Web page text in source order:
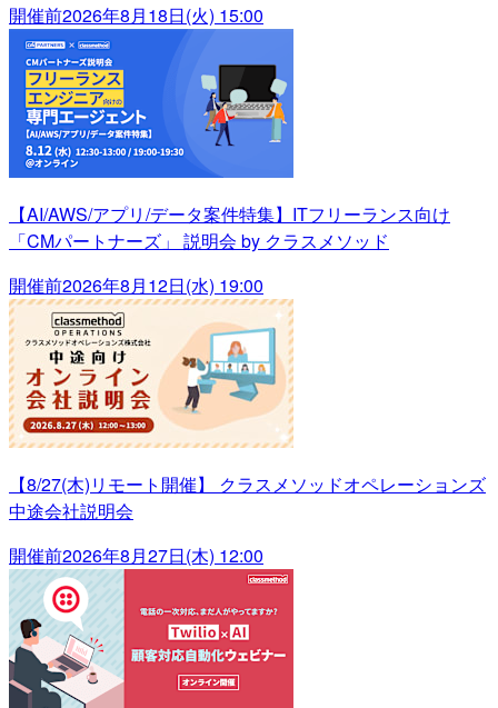
開催前2026年8月18日(火) 15:00
【AI/AWS/アプリ/データ案件特集】ITフリーランス向け
「CMパートナーズ」 説明会 by クラスメソッド
開催前2026年8月12日(水) 19:00
【8/27(木)リモート開催】 クラスメソッドオペレーションズ
中途会社説明会
開催前2026年8月27日(木) 12:00